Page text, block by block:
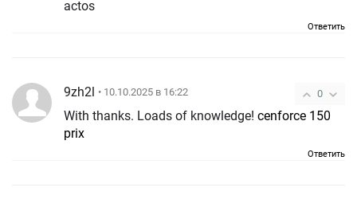
actos
Ответить
0
9zh2l • 10.10.2025 в 16:22
With thanks. Loads of knowledge! cenforce 150
prix
Ответить